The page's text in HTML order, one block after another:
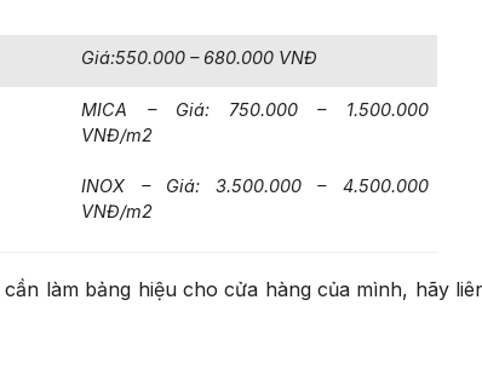
Giá:550.000 – 680.000 VNĐ
MICA – Giá: 750.000 – 1.500.000
VNĐ/m2
INOX – Giá: 3.500.000 – 4.500.000
VNĐ/m2
làm bảng hiệu cho cửa hàng của mình, hãy